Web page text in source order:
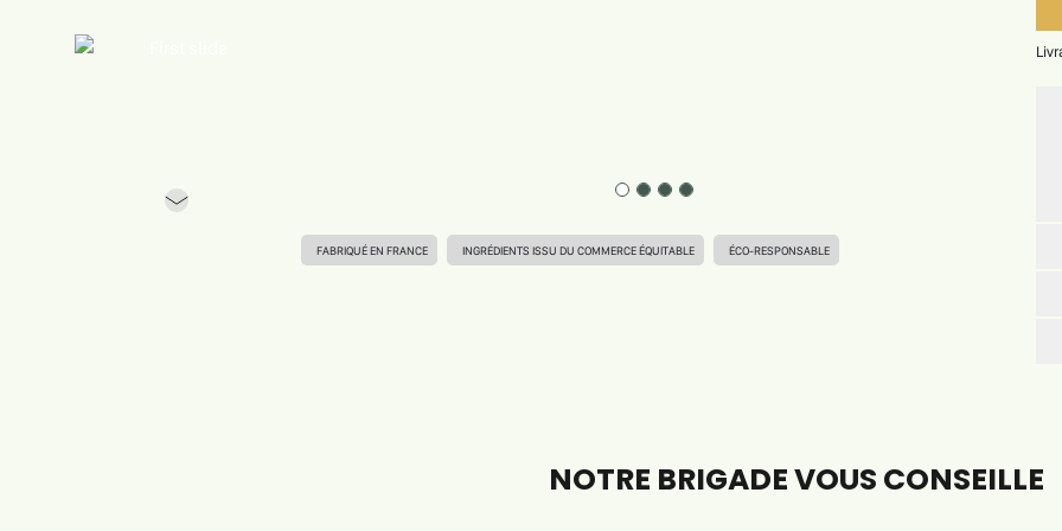
Previous
FABRIQUÉ EN FRANCE INGRÉDIENTS ISSU DU COMMERCE ÉQUITABLE ÉCO-RESPONSABLE
NOTRE BRIGADE VOUS CONSEILLE